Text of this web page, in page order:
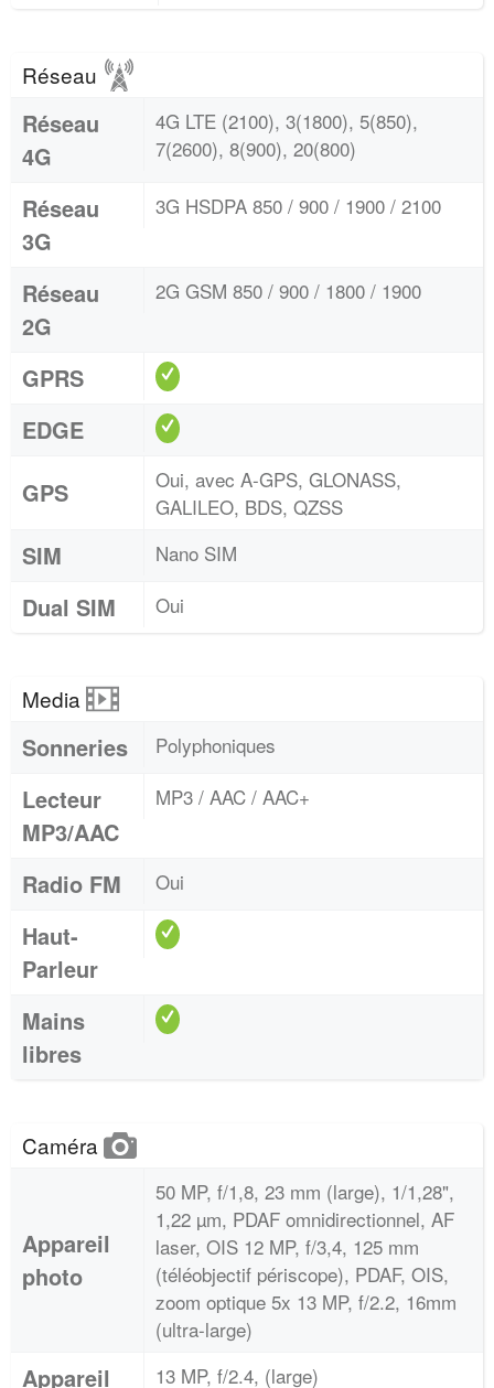
Réseau
Réseau
4G
4G LTE (2100), 3(1800), 5(850),
7(2600), 8(900), 20(800)
Réseau
3G
3G HSDPA 850 / 900 / 1900 / 2100
Réseau
2G
2G GSM 850 / 900 / 1800 / 1900
GPRS
EDGE
GPS
Oui, avec A-GPS, GLONASS,
GALILEO, BDS, QZSS
SIM Nano SIM
Dual SIM Oui
Media
Sonneries Polyphoniques
Lecteur
MP3/AAC
MP3 / AAC / AAC+
Radio FM Oui
Haut-
Parleur
Mains
libres
Caméra
Appareil
photo
50 MP, f/1,8, 23 mm (large), 1/1,28",
1,22 µm, PDAF omnidirectionnel, AF
laser, OIS 12 MP, f/3,4, 125 mm
(téléobjectif périscope), PDAF, OIS,
zoom optique 5x 13 MP, f/2.2, 16mm
(ultra-large)
Appareil 13 MP, f/2.4, (large)